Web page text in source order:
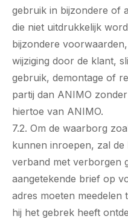
gebruik in bijzondere of
die niet uitdrukkelijk
bijzondere
wijziging door de klant,
gebruik, demontage of
partij dan ANIMO
hiertoe van ANIMO.
7.2. Om de waarborg
kunnen inroepen, zal
verband met verborgen
aangetekende brief op
adres moeten meedelen
hij het gebrek heeft